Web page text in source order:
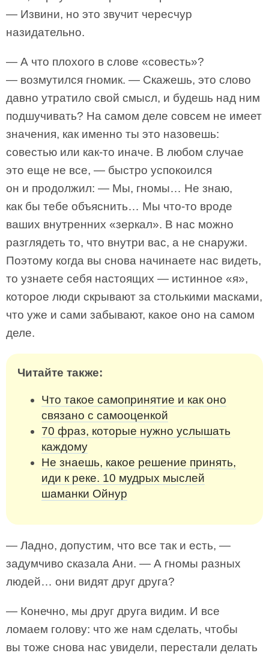
— Извини, но это звучит чересчур
назидательно.
— А что плохого в слове «совесть»?
— возмутился гномик. — Скажешь, это слово
давно утратило свой смысл, и будешь над ним
подшучивать? На самом деле совсем не имеет
значения, как именно ты это назовешь:
совестью или как-то иначе. В любом случае
это еще не все, — быстро успокоился
он и продолжил: — Мы, гномы… Не знаю,
как бы тебе объяснить… Мы что-то вроде
ваших внутренних «зеркал». В нас можно
разглядеть то, что внутри вас, а не снаружи.
Поэтому когда вы снова начинаете нас видеть,
то узнаете себя настоящих — истинное «я»,
которое люди скрывают за столькими масками,
что уже и сами забывают, какое оно на самом
деле.
Читайте также:
Что такое самопринятие и как оно
связано с самооценкой
70 фраз, которые нужно услышать
каждому
Не знаешь, какое решение принять,
иди к реке. 10 мудрых мыслей
шаманки Ойнур
— Ладно, допустим, что все так и есть, —
задумчиво сказала Ани. — А гномы разных
людей… они видят друг друга?
— Конечно, мы друг друга видим. И все
ломаем голову: что же нам сделать, чтобы
вы тоже снова нас увидели, перестали делать